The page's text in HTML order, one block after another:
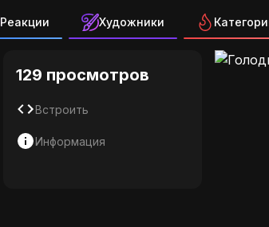
Реакции Художники
Голодный Мутант
129 просмотров
Встроить
Информация